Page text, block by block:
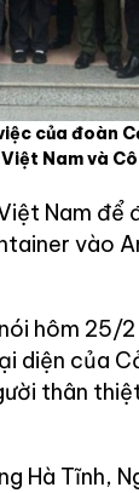
của đoàn
Nam và
Nam để
vào
hôm 25/
diện của
thân
Hà Tĩnh,